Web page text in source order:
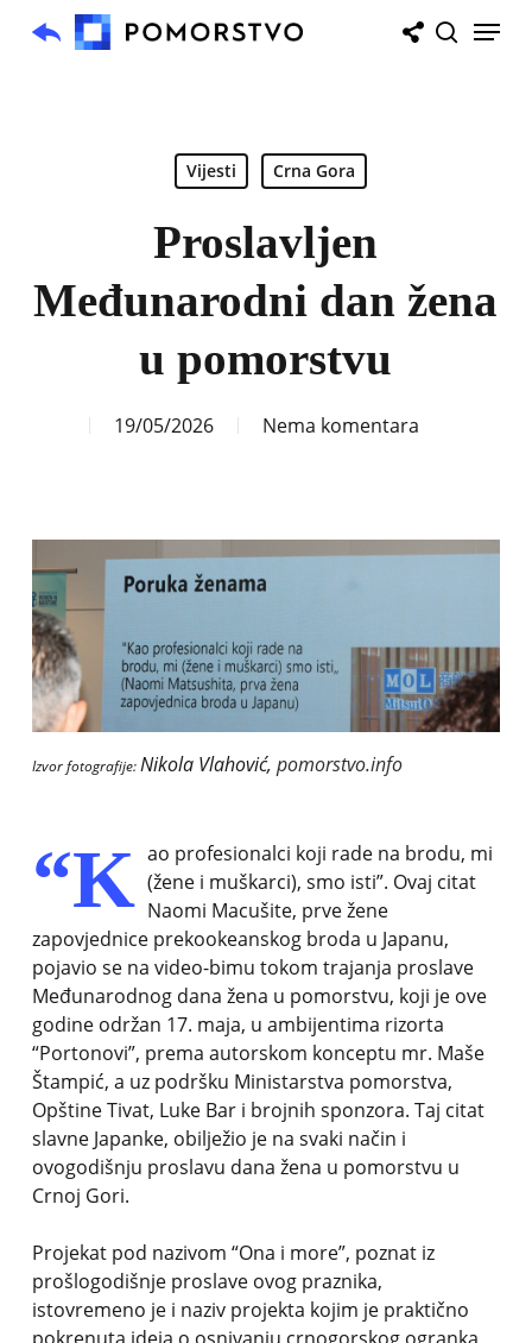
Menu
Vijesti Crna Gora
Proslavljen
Međunarodni dan žena
u pomorstvu
19/05/2026 Nema komentara
Izvor fotografije:Nikola Vlahović, pomorstvo.info
“K ao profesionalci koji rade na brodu, mi
(žene i muškarci), smo isti”. Ovaj citat
Naomi Macušite, prve žene
zapovjednice prekookeanskog broda u Japanu,
pojavio se na video-bimu tokom trajanja proslave
Međunarodnog dana žena u pomorstvu, koji je ove
godine održan 17. maja, u ambijentima rizorta
“Portonovi”, prema autorskom konceptu mr. Maše
Štampić, a uz podršku Ministarstva pomorstva,
Opštine Tivat, Luke Bar i brojnih sponzora. Taj citat
slavne Japanke, obilježio je na svaki način i
ovogodišnju proslavu dana žena u pomorstvu u
Crnoj Gori.
Projekat pod nazivom “Ona i more”, poznat iz
prošlogodišnje proslave ovog praznika,
istovremeno je i naziv projekta kojim je praktično